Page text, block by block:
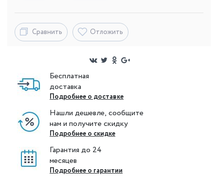
Сравнить Отложить
Бесплатная
доставка
Подробнее о доставке
Нашли дешевле, сообщите
нам и получите скидку
Подробнее о скидке
Гарантия до 24
месяцев
Подробнее о гарантии